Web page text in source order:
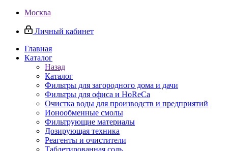
Москва
Личный кабинет
Главная
Каталог
Назад
Каталог
Фильтры для загородного дома и дачи
Фильтры для офиса и HoReCa
Очистка воды для производств и предприятий
Ионообменные смолы
Фильтрующие материалы
Дозирующая техника
Реагенты и очистители
Таблетированная соль